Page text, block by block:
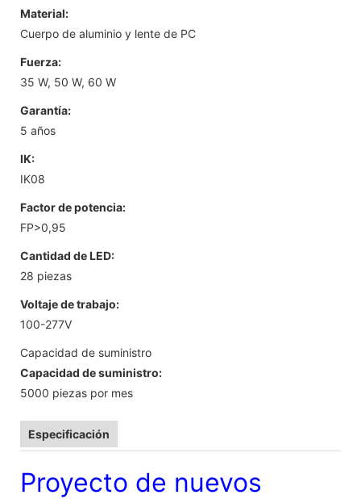
Material:
Cuerpo de aluminio y lente de PC
Fuerza:
35 W, 50 W, 60 W
Garantía:
5 años
IK:
IK08
Factor de potencia:
FP>0,95
Cantidad de LED:
28 piezas
Voltaje de trabajo:
100-277V
Capacidad de suministro
Capacidad de suministro:
5000 piezas por mes
Especificación
Proyecto de nuevos